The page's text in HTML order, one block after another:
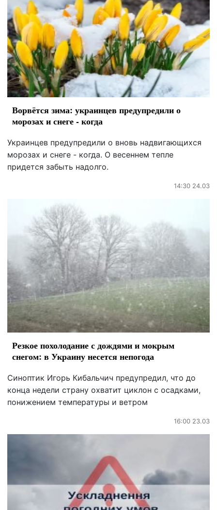
Ворвётся зима: украинцев предупредили о
морозах и снеге - когда
Украинцев предупредили о вновь надвигающихся
морозах и снеге - когда. О весеннем тепле
придется забыть надолго.
14:30 24.03
Резкое похолодание с дождями и мокрым
снегом: в Украину несется непогода
Синоптик Игорь Кибальчич предупредил, что до
конца недели страну охватит циклон с осадками,
понижением температуры и ветром
16:00 23.03